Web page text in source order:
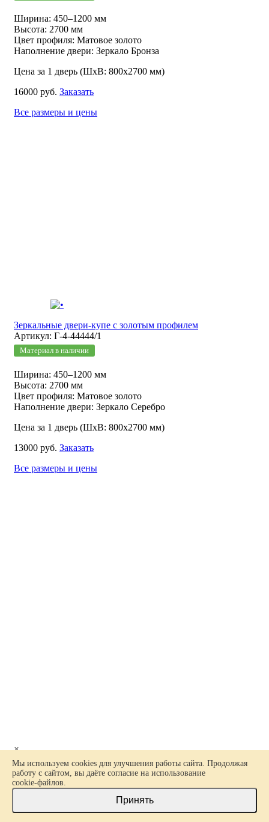
Ширина: 450–1200 мм
Высота: 2700 мм
Цвет профиля: Матовое золото
Наполнение двери: Зеркало Бронза
Цена за 1 дверь (ШхВ: 800х2700 мм)
16000 руб. Заказать
Все размеры и цены
Зеркальные двери-купе с золотым профилем
Артикул: Г-4-44444/1
Материал в наличии
Ширина: 450–1200 мм
Высота: 2700 мм
Цвет профиля: Матовое золото
Наполнение двери: Зеркало Серебро
Цена за 1 дверь (ШхВ: 800х2700 мм)
13000 руб. Заказать
Все размеры и цены
×
Ваш заказ
Мы используем cookies для улучшения работы сайта. Продолжая
работу с сайтом, вы даёте согласие на использование
cookie-файлов.
Принять